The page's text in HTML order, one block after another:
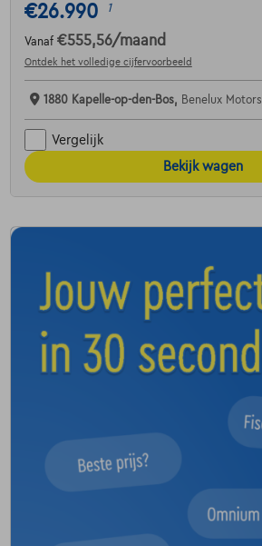
€26.990 1
Vanaf €555,56/maand
Ontdek het volledige cijfervoorbeeld
1880 Kapelle-op-den-Bos, Benelux Motors
Vergelijk
Bekijk wagen